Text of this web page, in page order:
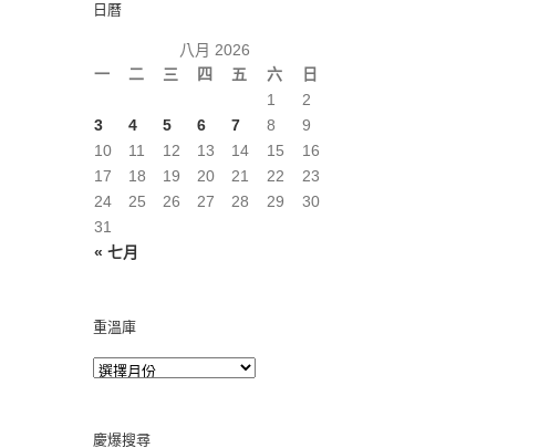
日曆
八月 2026
一
二 三 四 五 六 日
« 七月
1
2
3
4 5 6 7 8
9
10
11 12 13 14 15
16
17
18 19 20 21 22
23
24
25 26 27 28 29
30
31
重溫庫
慶爆搜尋